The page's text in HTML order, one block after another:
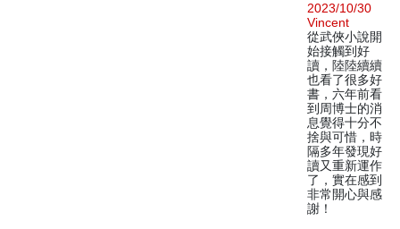
2023/10/30
Vincent
從武俠小說開
始接觸到好
讀，陸陸續續
也看了很多好
書，六年前看
到周博士的消
息覺得十分不
捨與可惜，時
隔多年發現好
讀又重新運作
了，實在感到
非常開心與感
謝！